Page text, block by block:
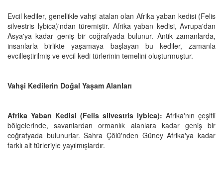
Evcil kediler, genellikle vahşi ataları olan Afrika yaban kedisi (Felis
silvestris lybica)'ndan türemiştir. Afrika yaban kedisi, Avrupa'dan
Asya'ya kadar geniş bir coğrafyada bulunur. Antik zamanlarda,
insanlarla birlikte yaşamaya başlayan bu kediler, zamanla
evcilleştirilmiş ve evcil kedi türlerinin temelini oluşturmuştur.
Vahşi Kedilerin Doğal Yaşam Alanları
Afrika Yaban Kedisi (Felis silvestris lybica): Afrika'nın çeşitli
bölgelerinde, savanlardan ormanlık alanlara kadar geniş bir
coğrafyada bulunurlar. Sahra Çölü'nden Güney Afrika'ya kadar
farklı alt türleriyle yayılmışlardır.